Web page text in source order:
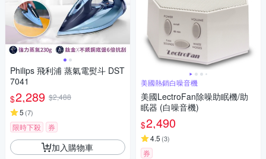
Philips 飛利浦 蒸氣電熨斗 DST
7041
$2,289 $2,488
5 (7)
限時下殺 券
加入購物車
美國熱銷白噪音機
美國LectroFan除噪助眠機/助
眠器 (白噪音機)
$2,490
4.5 (3)
券